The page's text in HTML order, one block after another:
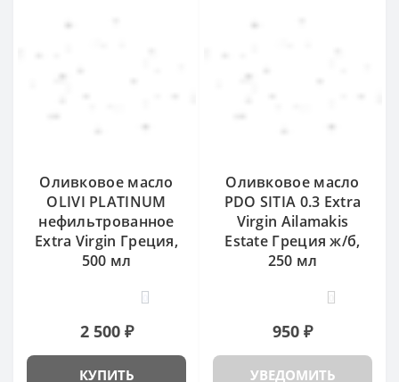
Оливковое масло
OLIVI PLATINUM
нефильтрованное
Extra Virgin Греция,
500 мл
2 500 ₽
КУПИТЬ
Оливковое масло
PDO SITIA 0.3 Extra
Virgin Ailamakis
Estate Греция ж/б,
250 мл
950 ₽
УВЕДОМИТЬ